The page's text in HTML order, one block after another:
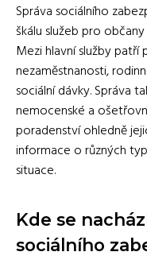
Správa sociálního
škálu služeb pro
Mezi hlavní služby
nezaměstnanosti,
sociální dávky. Správa
nemocenské a
poradenství ohledně
informace o různých
situace.
Kde se
sociálního